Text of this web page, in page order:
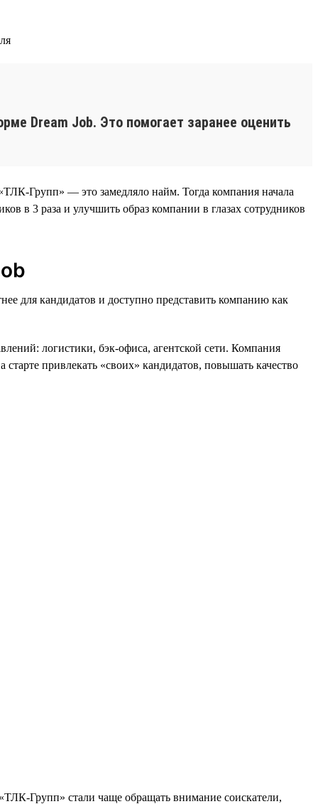
Dream Job. Это помогает заранее оценить
Групп» — это замедляло найм. Тогда компания начала
в 3 раза и улучшить образ компании в глазах сотрудников
для кандидатов и доступно представить компанию как
логистики, бэк-офиса, агентской сети. Компания
привлекать «своих» кандидатов, повышать качество
Групп» стали чаще обращать внимание соискатели,